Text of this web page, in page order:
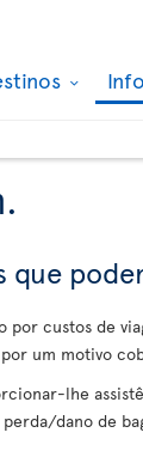
custos de
um motivo
lhe
dano de